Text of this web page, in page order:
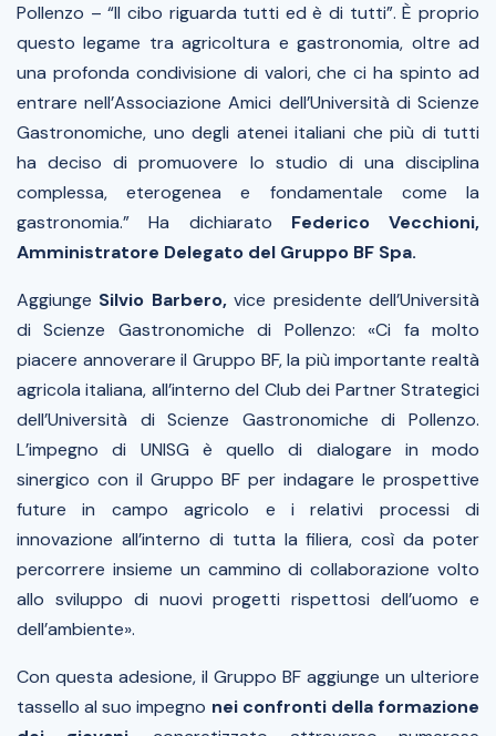
Pollenzo – “Il cibo riguarda tutti ed è di tutti”. È proprio
questo legame tra agricoltura e gastronomia, oltre ad
una profonda condivisione di valori, che ci ha spinto ad
entrare nell’Associazione Amici dell’Università di Scienze
Gastronomiche, uno degli atenei italiani che più di tutti
ha deciso di promuovere lo studio di una disciplina
complessa, eterogenea e fondamentale come la
gastronomia.” Ha dichiarato Federico Vecchioni,
Amministratore Delegato del Gruppo BF Spa.
Aggiunge Silvio Barbero,vice presidente dell’Università
di Scienze Gastronomiche di Pollenzo: «Ci fa molto
piacere annoverare il Gruppo BF, la più importante realtà
agricola italiana, all’interno del Club dei Partner Strategici
dell’Università di Scienze Gastronomiche di Pollenzo.
L’impegno di UNISG è quello di dialogare in modo
sinergico con il Gruppo BF per indagare le prospettive
future in campo agricolo e i relativi processi di
innovazione all’interno di tutta la filiera, così da poter
percorrere insieme un cammino di collaborazione volto
allo sviluppo di nuovi progetti rispettosi dell’uomo e
dell’ambiente».
Con questa adesione, il Gruppo BF aggiunge un ulteriore
tassello al suo impegno nei confronti della formazione